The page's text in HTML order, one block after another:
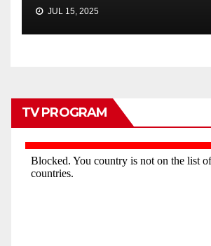
JUL 15, 2025
TV PROGRAM